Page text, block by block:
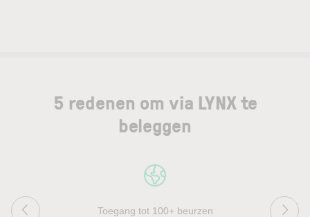
5 redenen om via LYNX te
beleggen
Toegang tot 100+ beurzen